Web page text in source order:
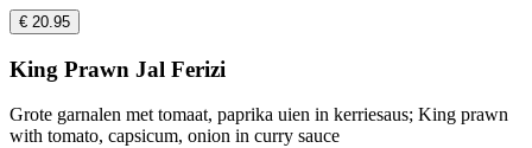
€ 20.95
King Prawn Jal Ferizi
Grote garnalen met tomaat, paprika uien in kerriesaus; King prawn
with tomato, capsicum, onion in curry sauce